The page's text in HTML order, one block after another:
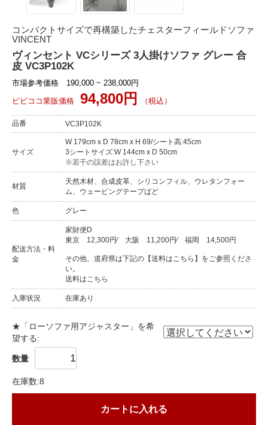
コンパクトサイズで再構築したチェスターフィールドソファ
VINCENT
ヴィンセント VCシリーズ 3人掛けソファ グレー 合
皮 VC3P102K
市場参考価格 190,000 ~ 238,000円
ビビココ業販価格
94,800円 （税込）
品番 VC3P102K
サイズ
W 179cm x D 78cm x H 69/シート高:45cm
3シートサイズ:W 144cm x D 50cm
※若干の誤差はお許し下さい
材質
天然木材、合成皮革、シリコンフィル、ウレタンフォー
ム、ウェービングテープばど
色 グレー
配送方法・料
金
家財便D
東京
12,300円⁄ 大阪 11,200円⁄ 福岡 14,500円
その他、道府県は下記の【送料はこちら】をご参照くださ
い。
送料はこちら
入庫状況 在庫あり
★「ローソファ用アジャスター」を希
望する:
数量
在庫数:8
カートに入れる